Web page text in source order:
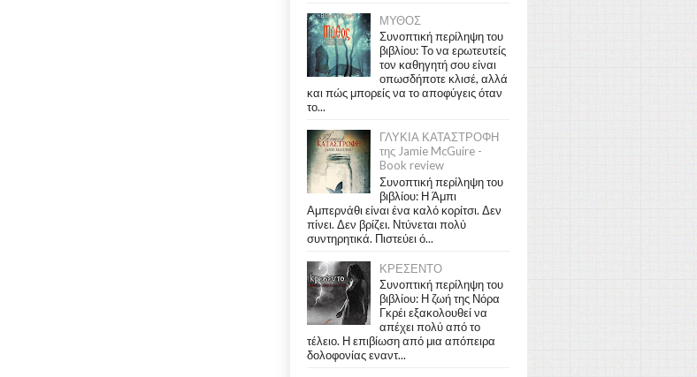
ΜΥΘΟΣ
Συνοπτική περίληψη του
βιβλίου: Το να ερωτευτείς
τον καθηγητή σου είναι
οπωσδήποτε κλισέ, αλλά
και πώς μπορείς να το αποφύγεις όταν
το...
ΓΛΥΚΙΑ ΚΑΤΑΣΤΡΟΦΗ
της Jamie McGuire -
Book review
Συνοπτική περίληψη του
βιβλίου: Η Άμπι
Αμπερνάθι είναι ένα καλό κορίτσι. Δεν
πίνει. Δεν βρίζει. Ντύνεται πολύ
συντηρητικά. Πιστεύει ό...
ΚΡΕΣΕΝΤΟ
Συνοπτική περίληψη του
βιβλίου: Η ζωή της Νόρα
Γκρέι εξακολουθεί να
απέχει πολύ από το
τέλειο. Η επιβίωση από μια απόπειρα
δολοφονίας εναντ...